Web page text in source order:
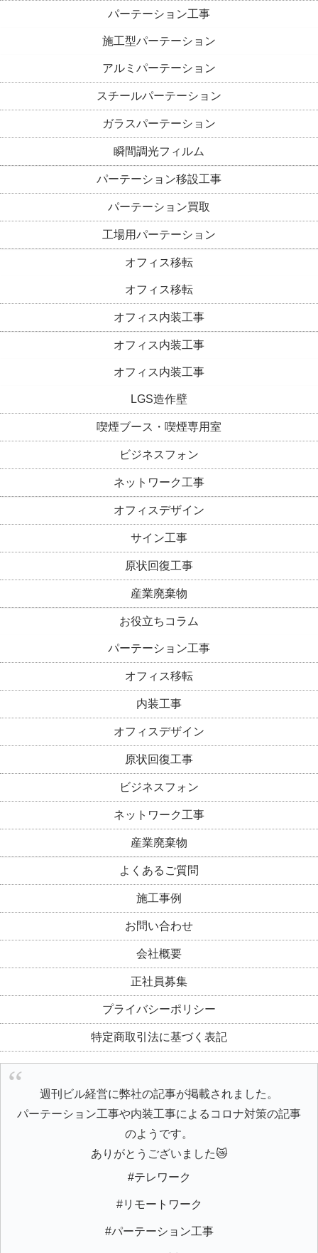
パーテーション工事
施工型パーテーション
アルミパーテーション
スチールパーテーション
ガラスパーテーション
瞬間調光フィルム
パーテーション移設工事
パーテーション買取
工場用パーテーション
オフィス移転
オフィス移転
オフィス内装工事
オフィス内装工事
オフィス内装工事
LGS造作壁
喫煙ブース・喫煙専用室
ビジネスフォン
ネットワーク工事
オフィスデザイン
サイン工事
原状回復工事
産業廃棄物
お役立ちコラム
パーテーション工事
オフィス移転
内装工事
オフィスデザイン
原状回復工事
ビジネスフォン
ネットワーク工事
産業廃棄物
よくあるご質問
施工事例
お問い合わせ
会社概要
正社員募集
プライバシーポリシー
特定商取引法に基づく表記
週刊ビル経営に弊社の記事が掲載されました。
パーテーション工事や内装工事によるコロナ対策の記事
のようです。
ありがとうございました😿
#テレワーク
#リモートワーク
#パーテーション工事